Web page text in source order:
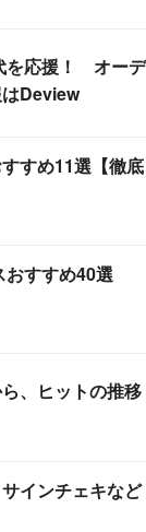
を応援！ オーデ
Deview
すめ11選【徹底
すすめ40選
、ヒットの推移
インチェキなど